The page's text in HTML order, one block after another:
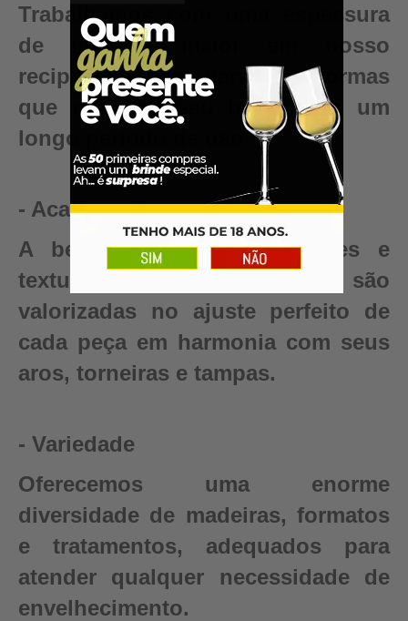
Trabalhamos com uma espessura
de madeira maior em nosso
recipientes para garantir reformas
que renovam seu barril para um
longo período de uso.
- Acabamento
A beleza dos padrões, cores e
texturas das madeiras são
valorizadas no ajuste perfeito de
cada peça em harmonia com seus
aros, torneiras e tampas.
- Variedade
Oferecemos uma enorme
diversidade de madeiras, formatos
e tratamentos, adequados para
atender qualquer necessidade de
envelhecimento.